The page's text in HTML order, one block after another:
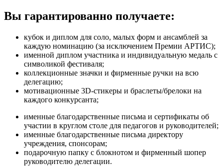
Вы гарантированно получаете:
кубок и диплом для соло, малых форм и ансамблей за
каждую номинацию (за исключением Премии АРТИС);
именной диплом участника и индивидуальную медаль с
символикой фестиваля;
коллекционные значки и фирменные ручки на всю
делегацию;
мотивационные 3D-стикеры и браслеты/брелоки на
каждого конкурсанта;
именные благодарственные письма и сертификаты об
участии в круглом столе для педагогов и руководителей;
именные благодарственные письма директору
учреждения, спонсорам;
подарочную папку с блокнотом и фирменный шопер
руководителю делегации.